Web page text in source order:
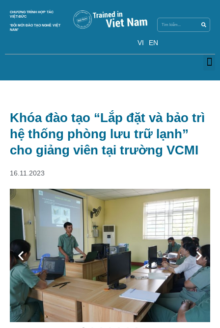
content
CHƯƠNG TRÌNH HỢP TÁC
VIỆT-ĐỨC
‘ĐỔI MỚI ĐÀO TẠO NGHỀ VIỆT
NAM’
VI EN
Khóa đào tạo “Lắp đặt và bảo trì
hệ thống phòng lưu trữ lạnh”
cho giảng viên tại trường VCMI
16.11.2023